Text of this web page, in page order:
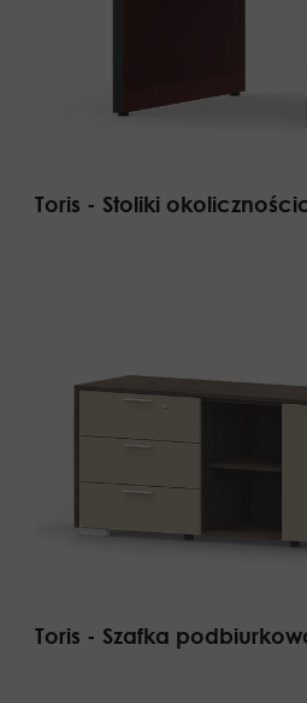
Toris - Stoliki
Toris - Szafka